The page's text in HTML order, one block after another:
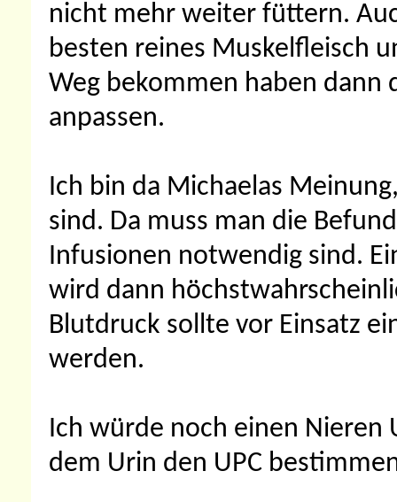
nicht mehr weiter füttern.
besten reines Muskelfleisch
Weg bekommen haben dann
anpassen.
Ich bin da Michaelas
sind. Da muss man die
Infusionen notwendig sind.
wird dann
Blutdruck sollte vor Einsatz
werden.
Ich würde noch einen Nieren
dem Urin den UPC